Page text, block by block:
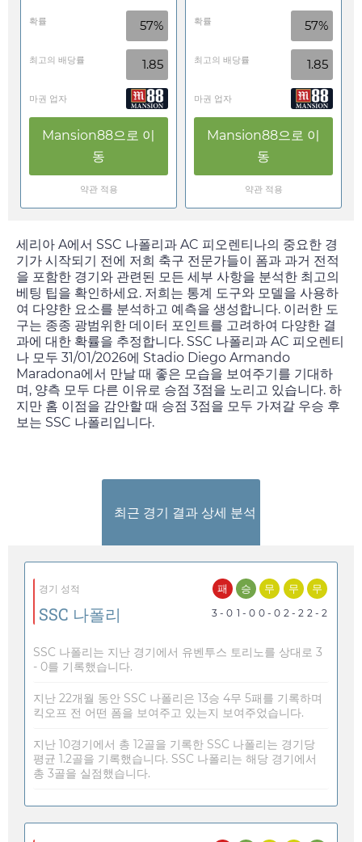
확률 57%
최고의 배당률 1.85
마권 업자
Mansion88으로 이
동
약관 적용
확률 57%
최고의 배당률 1.85
마권 업자
Mansion88으로 이
동
약관 적용
세리아 A에서 SSC 나폴리과 AC 피오렌티나의 중요한 경
기가 시작되기 전에 저희 축구 전문가들이 폼과 과거 전적
을 포함한 경기와 관련된 모든 세부 사항을 분석한 최고의
베팅 팁을 확인하세요. 저희는 통계 도구와 모델을 사용하
여 다양한 요소를 분석하고 예측을 생성합니다. 이러한 도
구는 종종 광범위한 데이터 포인트를 고려하여 다양한 결
과에 대한 확률을 추정합니다. SSC 나폴리과 AC 피오렌티
나 모두 31/01/2026에 Stadio Diego Armando
Maradona에서 만날 때 좋은 모습을 보여주기를 기대하
며, 양측 모두 다른 이유로 승점 3점을 노리고 있습니다. 하
지만 홈 이점을 감안할 때 승점 3점을 모두 가져갈 우승 후
보는 SSC 나폴리입니다.
최근 경기 결과 상세 분석
경기 성적
SSC 나폴리
패
3 - 0
승
1 - 0
무
0 - 0
무
2 - 2
무
2 - 2
SSC 나폴리는 지난 경기에서 유벤투스 토리노를 상대로 3
- 0를 기록했습니다.
지난 22개월 동안 SSC 나폴리은 13승 4무 5패를 기록하며
킥오프 전 어떤 폼을 보여주고 있는지 보여주었습니다.
지난 10경기에서 총 12골을 기록한 SSC 나폴리는 경기당
평균 1.2골을 기록했습니다. SSC 나폴리는 해당 경기에서
총 3골을 실점했습니다.